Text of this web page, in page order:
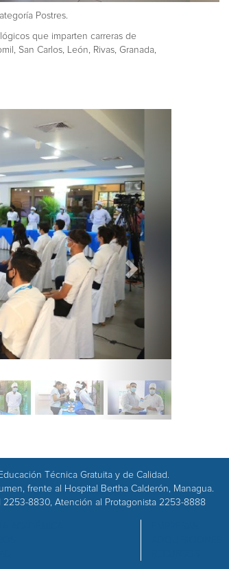
Postres.
que imparten carreras de
San Carlos, León, Rivas, Granada,
Técnica Gratuita y de Calidad.
frente al Hospital Bertha Calderón, Managua.
2253-8830, Atención al Protagonista 2253-8888